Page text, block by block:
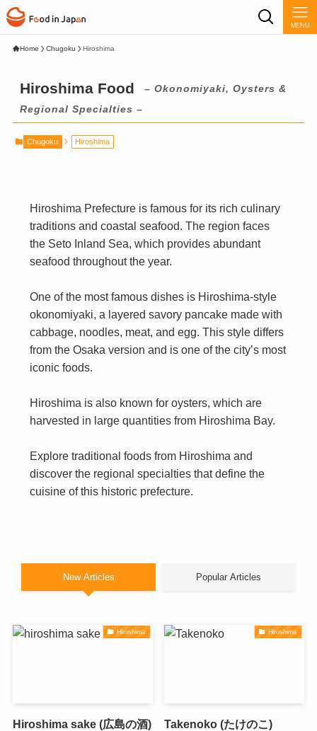
MENU
Home Chugoku Hiroshima
Hiroshima Food
– Okonomiyaki, Oysters &
Regional Specialties –
Chugoku Hiroshima
Hiroshima Prefecture is famous for its rich culinary
traditions and coastal seafood. The region faces
the Seto Inland Sea, which provides abundant
seafood throughout the year.
One of the most famous dishes is Hiroshima-style
okonomiyaki, a layered savory pancake made with
cabbage, noodles, meat, and egg. This style differs
from the Osaka version and is one of the city’s most
iconic foods.
Hiroshima is also known for oysters, which are
harvested in large quantities from Hiroshima Bay.
Explore traditional foods from Hiroshima and
discover the regional specialties that define the
cuisine of this historic prefecture.
New Articles Popular Articles
Hiroshima
Hiroshima sake (広島の酒)
Hiroshima
Takenoko (たけのこ)